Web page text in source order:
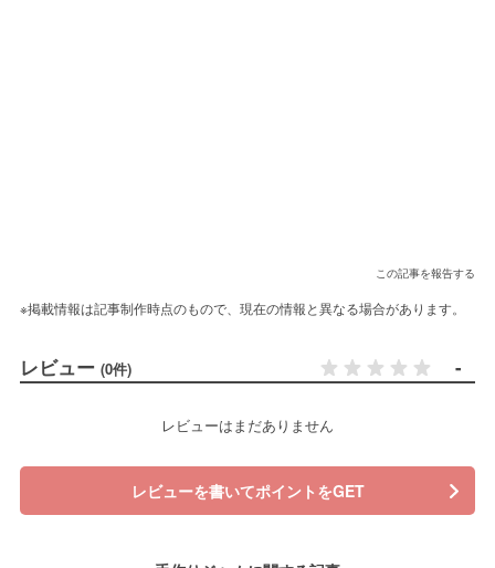
この記事を報告する
※掲載情報は記事制作時点のもので、現在の情報と異なる場合があります。
レビュー (0件) -
レビューはまだありません
レビューを書いてポイントをGET